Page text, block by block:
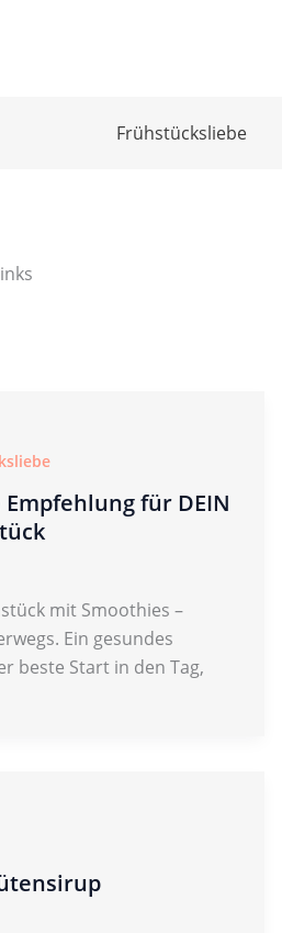
Frühstücksliebe
für DEIN
mit Smoothies –
Ein gesundes
beste Start in den Tag,